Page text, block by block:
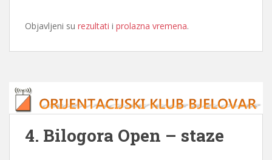
Objavljeni su rezultati i prolazna vremena.
4. Bilogora Open – staze